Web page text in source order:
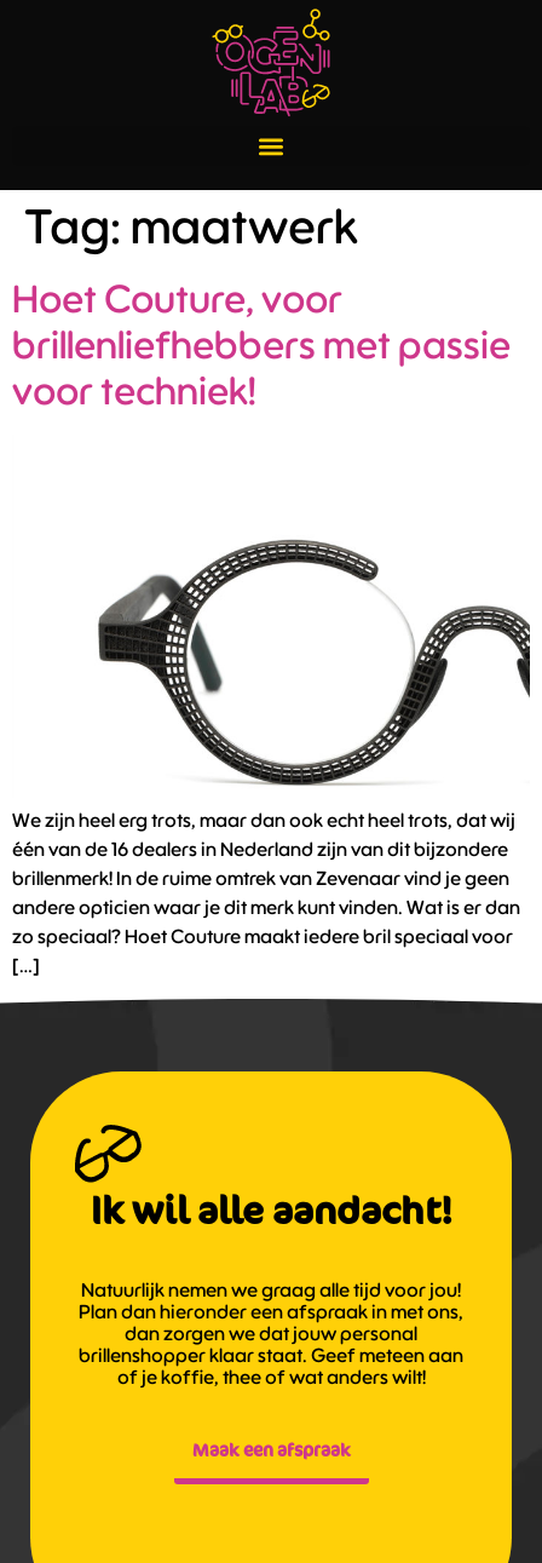
Tag: maatwerk
Hoet Couture, voor
brillenliefhebbers met passie
voor techniek!
We zijn heel erg trots, maar dan ook echt heel trots, dat wij
één van de 16 dealers in Nederland zijn van dit bijzondere
brillenmerk! In de ruime omtrek van Zevenaar vind je geen
andere opticien waar je dit merk kunt vinden. Wat is er dan
zo speciaal? Hoet Couture maakt iedere bril speciaal voor
[…]
Ik wil alle aandacht!
Natuurlijk nemen we graag alle tijd voor jou!
Plan dan hieronder een afspraak in met ons,
dan zorgen we dat jouw personal
brillenshopper klaar staat. Geef meteen aan
of je koffie, thee of wat anders wilt!
Maak een afspraak